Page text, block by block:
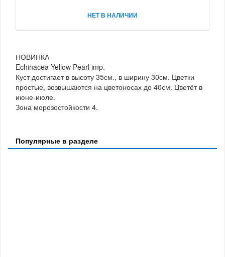
НЕТ В НАЛИЧИИ
НОВИНКА
Echinacea Yellow Pearl imp.
Куст достигает в высоту 35см., в ширину 30см. Цветки
простые, возвышаются на цветоносах до 40см. Цветёт в
июне-июле.
Зона морозостойкости 4.
Популярные в разделе